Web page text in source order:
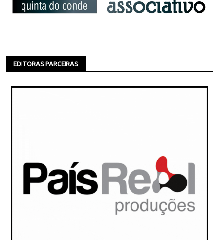
EDITORAS PARCEIRAS